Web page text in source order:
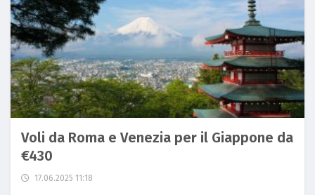
Voli da Roma e Venezia per il Giappone da
€430
17.06.2025 11:18